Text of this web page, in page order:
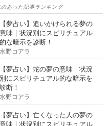
のあった記事ランキング
【夢占い】追いかけられる夢の
意味｜状況別にスピリチュアル
的な暗示を診断！
水野コアラ
【夢占い】蛇の夢の意味｜状況
別にスピリチュアル的な暗示を
診断！
水野コアラ
【夢占い】亡くなった人の夢の
意味｜状況別にスピリチュアル